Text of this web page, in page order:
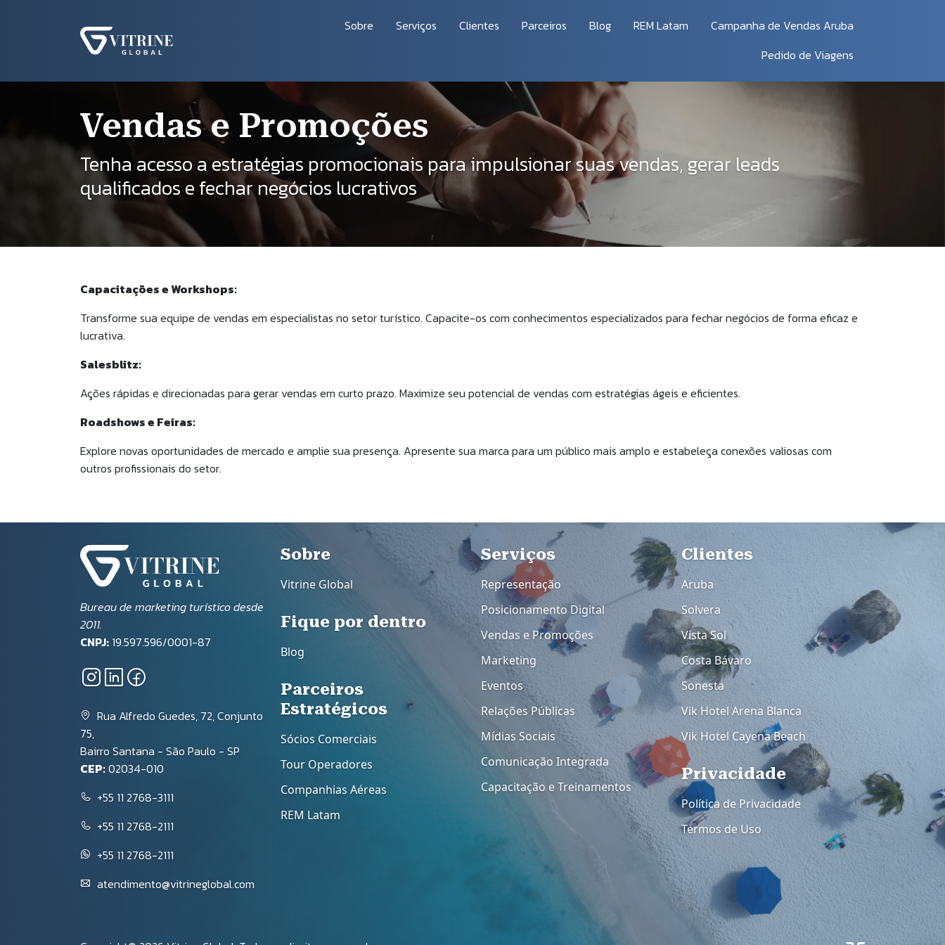
Navegação principal
Sobre Serviços Clientes Parceiros Blog REM Latam
Campanha de Vendas Aruba
Pedido de Viagens
Vendas e Promoções
Tenha acesso a estratégias promocionais para impulsionar suas vendas, gerar leads
qualificados e fechar negócios lucrativos
Capacitações e Workshops:
Transforme sua equipe de vendas em especialistas no setor turístico. Capacite-os com conhecimentos especializados para fechar negócios de forma eficaz e
lucrativa.
Salesblitz:
Ações rápidas e direcionadas para gerar vendas em curto prazo. Maximize seu potencial de vendas com estratégias ágeis e eficientes.
Roadshows e Feiras:
Explore novas oportunidades de mercado e amplie sua presença. Apresente sua marca para um público mais amplo e estabeleça conexões valiosas com
outros profissionais do setor.
Bureau de marketing turístico desde
2011.
CNPJ: 19.597.596/0001-87
Rua Alfredo Guedes, 72, Conjunto
75,
Bairro Santana - São Paulo - SP
CEP:02034-010
+55 11 2768-3111
+55 11 2768-2111
+55 11 2768-2111
atendimento@vitrineglobal.com
Rodapé
Sobre
Vitrine Global
Fique por dentro
Blog
Parceiros
Estratégicos
Sócios Comerciais
Tour Operadores
Companhias Aéreas
REM Latam
Rodapé 2
Serviços
Representação
Posicionamento Digital
Vendas e Promoções
Marketing
Eventos
Relações Públicas
Mídias Sociais
Comunicação Integrada
Capacitação e Treinamentos
Rodapé 3
Clientes
Aruba
Solvera
Vista Sol
Costa Bávaro
Sonesta
Vik Hotel Arena Blanca
Vik Hotel Cayena Beach
Privacidade
Política de Privacidade
Termos de Uso